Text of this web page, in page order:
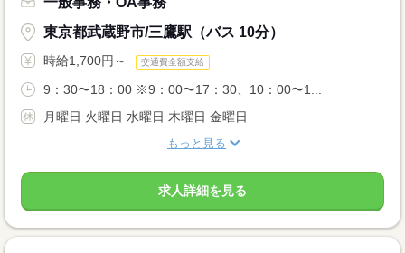
東京都武蔵野市/三鷹駅（バス 10分）
時給1,700円～ 交通費全額支給
9：30〜18：00 ※9：00〜17：30、10：00〜1...
月曜日 火曜日 水曜日 木曜日 金曜日
もっと見る
求人詳細を見る